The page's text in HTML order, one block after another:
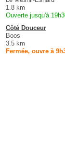
1.8 km
Ouverte jusqu'à
Côté Douceur
Boos
3.5 km
Fermée, ouvre à